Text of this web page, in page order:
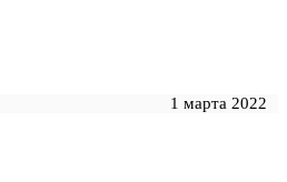
1 марта 2022